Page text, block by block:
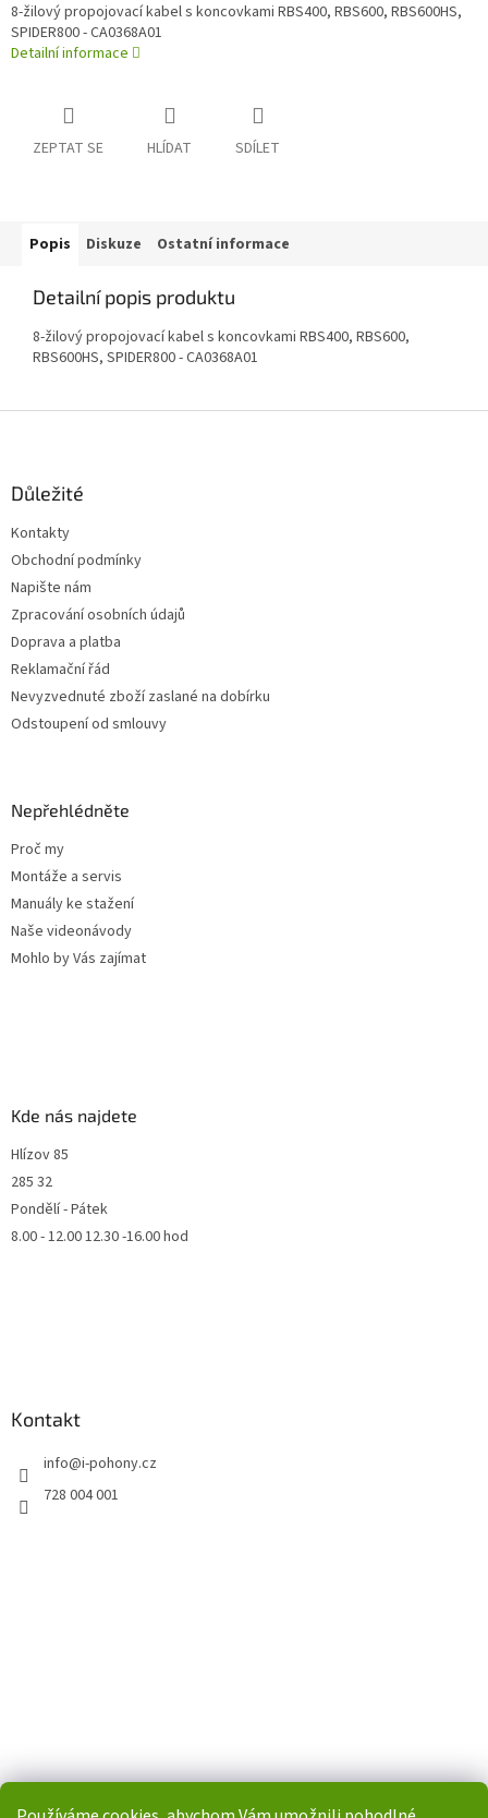
8-žilový propojovací kabel s koncovkami RBS400, RBS600, RBS600HS,
SPIDER800 - CA0368A01
Detailní informace
ZEPTAT SE HLÍDAT SDÍLET
Popis Diskuze Ostatní informace
Detailní popis produktu
8-žilový propojovací kabel s koncovkami RBS400, RBS600,
RBS600HS, SPIDER800 - CA0368A01
Důležité
Kontakty
Obchodní podmínky
Napište nám
Zpracování osobních údajů
Doprava a platba
Reklamační řád
Nevyzvednuté zboží zaslané na dobírku
Odstoupení od smlouvy
Nepřehlédněte
Proč my
Montáže a servis
Manuály ke stažení
Naše videonávody
Mohlo by Vás zajímat
Kde nás najdete
Hlízov 85
285 32
Pondělí - Pátek
8.00 - 12.00 12.30 -16.00 hod
Kontakt
info@i-pohony.cz
728 004 001